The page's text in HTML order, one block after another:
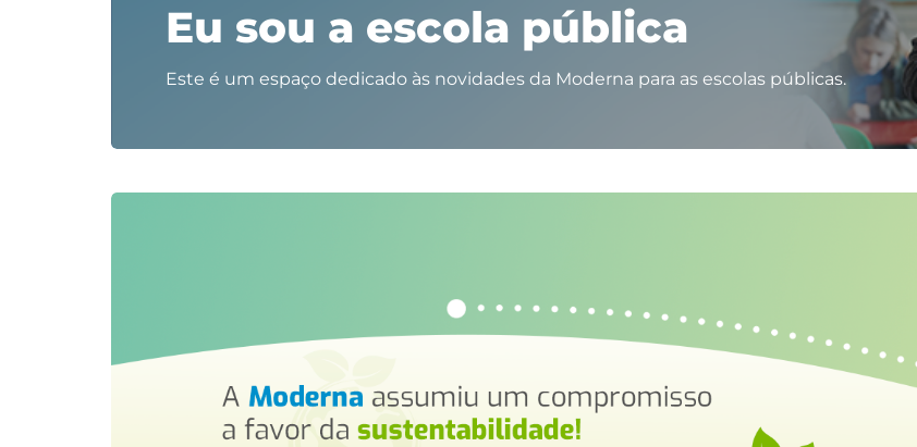
Eu sou a escola pública
Este é um espaço dedicado às novidades da Moderna para as escolas públicas.